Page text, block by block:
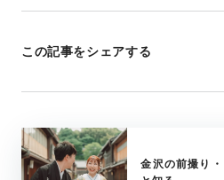
この記事をシェアする
金沢の前撮り